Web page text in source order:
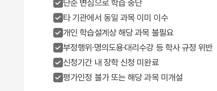
단순 변심으로 학습 중단
타 기관에서 동일 과목 이미 이수
개인 학습설계상 해당 과목 불필요
부정행위·명의도용·대리수강 등 학사 규정 위반
신청기간 내 장학 신청 미완료
평가인정 불가 또는 해당 과목 미개설